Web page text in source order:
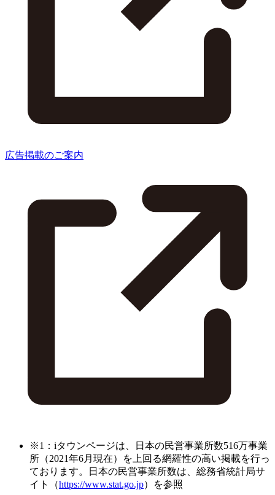
広告掲載のご案内
※1：iタウンページは、日本の民営事業所数516万事業
所（2021年6月現在）を上回る網羅性の高い掲載を行っ
ております。日本の民営事業所数は、総務省統計局サ
イト（https://www.stat.go.jp）を参照